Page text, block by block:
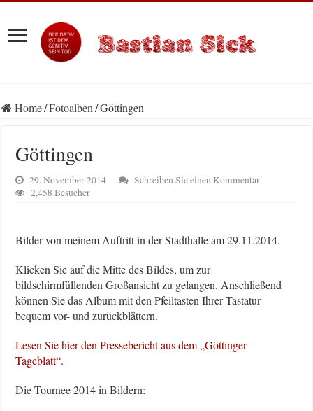
Home/Fotoalben/Göttingen
Göttingen
29. November 2014
Schreiben Sie einen Kommentar
2,458 Besucher
Bilder von meinem Auftritt in der Stadthalle am 29.11.2014.
Klicken Sie auf die Mitte des Bildes, um zur
bildschirmfüllenden Großansicht zu gelangen. Anschließend
können Sie das Album mit den Pfeiltasten Ihrer Tastatur
bequem vor- und zurückblättern.
Lesen Sie hier den Pressebericht aus dem „Göttinger
Tageblatt“.
Die Tournee 2014 in Bildern: